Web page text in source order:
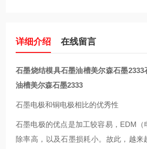
详细介绍 在线留言
石墨烧结模具石墨油槽美尔森石墨2333
油槽美尔森石墨2333
石墨电极和铜电极相比的优秀性
石墨电极的优点是加工较容易，EDM（
除率高，以及石墨损耗小。故此，越来